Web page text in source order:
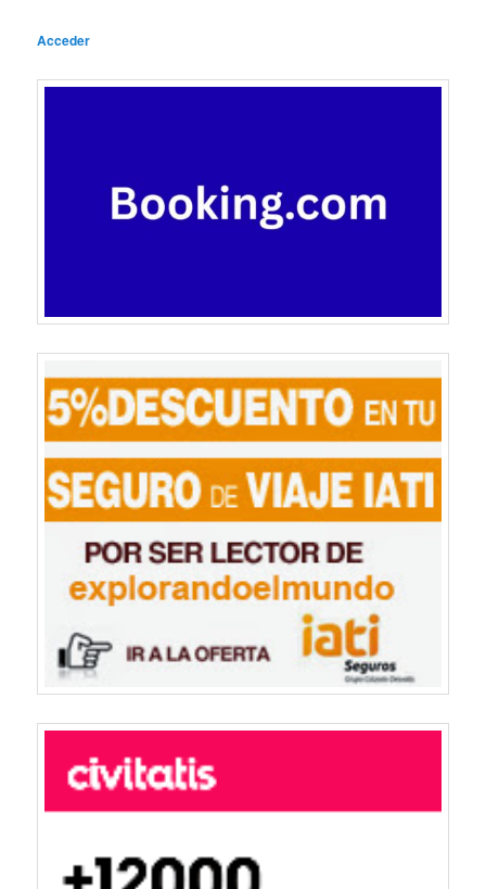
Acceder